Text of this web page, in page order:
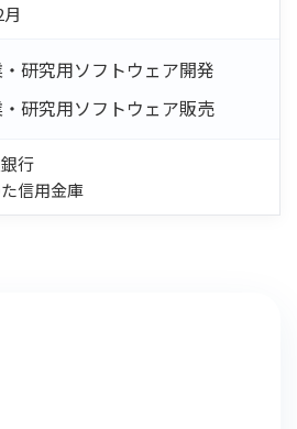
研究用ソフトウェア開発
研究用ソフトウェア販売
行
信用金庫